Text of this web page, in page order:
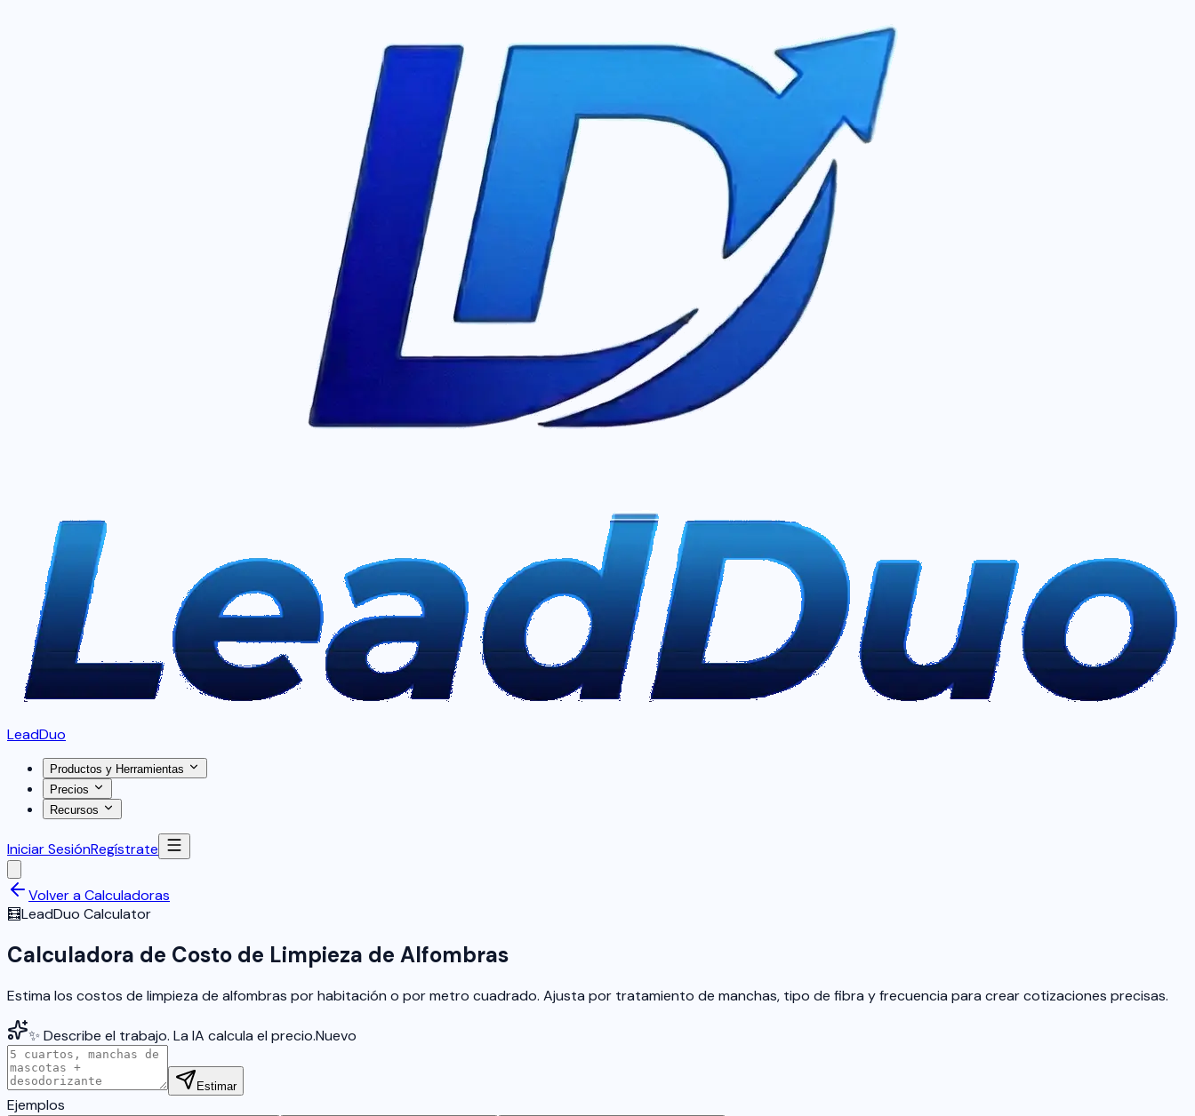
LeadDuo
Productos y Herramientas
Precios
Recursos
Iniciar SesiónRegístrate
Volver a Calculadoras
🧮LeadDuo Calculator
Calculadora de Costo de Limpieza de Alfombras
Estima los costos de limpieza de alfombras por habitación o por metro cuadrado. Ajusta por tratamiento de manchas, tipo de fibra y frecuencia para crear cotizaciones precisas.
✨ Describe el trabajo. La IA calcula el precio.Nuevo
Estimar
Ejemplos